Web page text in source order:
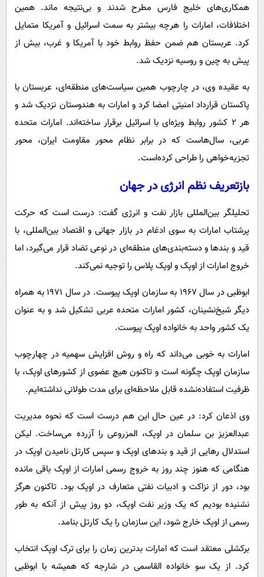
همکاری‌های خلیج فارس مطرح شدند و بی‌نتیجه ماند. همین
اختلافات، امارات را هرچه بیشتر به سمت اسرائیل و آمریکا متمایل
کرد. عربستان هم ضمن حفظ روابط خود با آمریکا و غرب، بیش از
پیش به چین و روسیه نزدیک شد.
به عقیده وی، در چارچوب همین سیاست‌های منطقه‌ای، عربستان با
پاکستان قرارداد امنیتی امضا کرد و امارات به هندوستان نزدیک شد و
هر ۲ کشور روابط ویژه‌ای با اسرائیل برقرار ساخته‌اند. امارات متحده
عربی، سال‌هاست که در برابر نظام محور مقاومت ایران، محور
تجزیه‌خواهی را طراحی کرده‌است.
بازتعریف نظم انرژی در جهان
تحلیلگر بین‌المللی بازار نفت و انرژی گفت: درست است که حرکت
پرشتاب امارات به سوی ادغام در بازار جهانی و اقتصاد بین‌المللی، با
قید و بندها و دسته‌بندی‌های منطقه‌ای در نوعی تضاد قرار می‌گیرد، اما
خروج امارات از اوپک و اوپک پلاس را توجیه نمی‌کند.
ابوظبی در سال ۱۹۶۷ به سازمان اوپک پیوست. در سال ۱۹۷۱ به همراه
دیگر شیخ‌نشینان، کشور امارات متحده عربی تشکیل شد و به عنوان
یک کشور واحد به خانواده اوپک پیوست.
امارات به خوبی می‌داند که راه و روش افزایش سهمیه در چهارچوب
سازمان اوپک چگونه است و تاکنون هیچ عضوی از کشورهای اوپک، با
ظرفیت استفاده‌نشده قابل ملاحظه‌ای برای مدت طولانی نداشته‌ایم.
وی اذعان کرد: در عین حال این هم درست است که نحوه مدیریت
عبدالعزیز بن سلمان در اوپک، المزروعی را آزرده می‌ساخت. لیکن
استدلال رهایی از قید و بندهای اوپک و سپس کارتل نامیدن اوپک در
هنگامی که هنوز چند روز به خروج رسمی امارات از اوپک باقی مانده
بود، دور از نزاکت و ادبیات نفتی متعارف در اوپک بود. تاکنون هرگز
نشنیده بودیم که یک وزیر نفت اوپک، دو روز پیش از آنکه به طور
رسمی از اوپک خارج شود، این سازمان را یک کارتل بنامد.
برکشلی معتقد است که امارات بدترین زمان را برای ترک اوپک انتخاب
کرد. از یک سو خانواده القاسمی در شارجه که همیشه با ابوظبی